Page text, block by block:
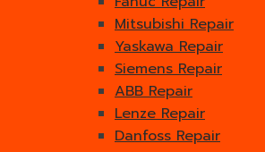
Mitsubishi Repair
Yaskawa Repair
Siemens Repair
ABB Repair
Lenze Repair
Danfoss Repair